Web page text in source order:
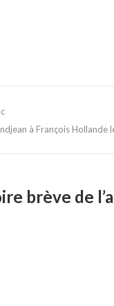
à François Hollande
brève de